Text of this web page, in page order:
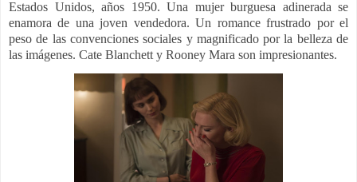
Estados Unidos, años 1950. Una mujer burguesa adinerada se
enamora de una joven vendedora. Un romance frustrado por el
peso de las convenciones sociales y magnificado por la belleza de
las imágenes. Cate Blanchett y Rooney Mara son impresionantes.